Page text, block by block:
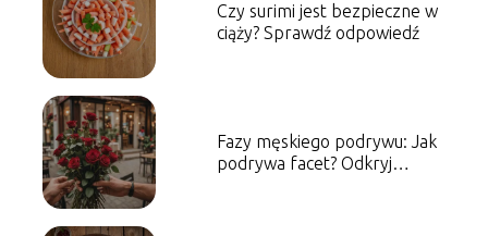
Czy surimi jest bezpieczne w
ciąży? Sprawdź odpowiedź
Fazy męskiego podrywu: Jak
podrywa facet? Odkryj